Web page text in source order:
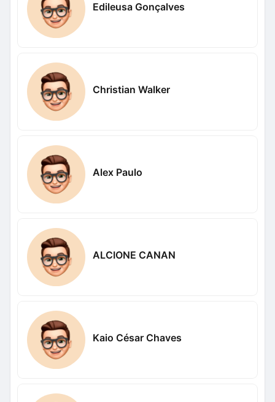
Edileusa Gonçalves
Christian Walker
Alex Paulo
ALCIONE CANAN
Kaio César Chaves